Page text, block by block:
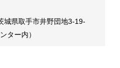
城県取手市井野団地3-19-
ター内）